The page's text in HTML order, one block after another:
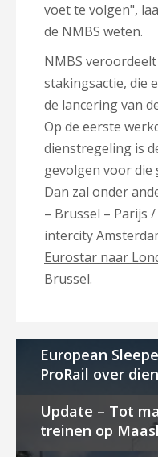
voet te volgen",
de NMBS weten.
NMBS
stakingsactie, die
de lancering van
Op de eerste
dienstregeling is
gevolgen voor die
Dan zal onder
– Brussel – Parijs
intercity
Eurostar naar
Brussel.
European
ProRail over
Update – Tot
treinen op